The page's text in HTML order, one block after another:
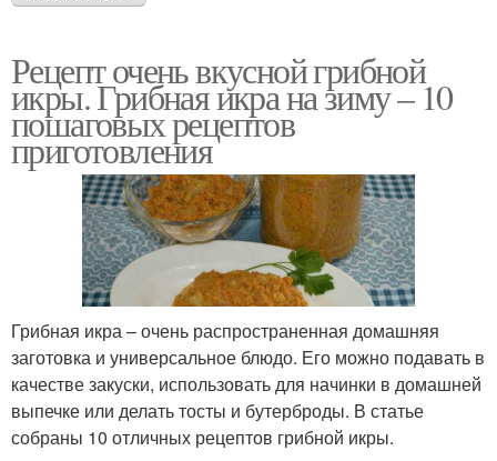
Рецепт очень вкусной грибной
икры. Грибная икра на зиму – 10
пошаговых рецептов
приготовления
Грибная икра – очень распространенная домашняя
заготовка и универсальное блюдо. Его можно подавать в
качестве закуски, использовать для начинки в домашней
выпечке или делать тосты и бутерброды. В статье
собраны 10 отличных рецептов грибной икры.